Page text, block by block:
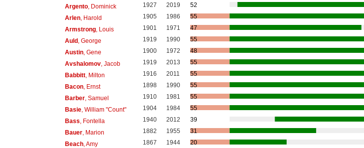
Argento, Dominick 1927 2019
52
Arlen, Harold 1905 1986
55
Armstrong, Louis 1901 1971
47
Auld, George 1919 1990
55
Austin, Gene 1900 1972
48
Avshalomov, Jacob 1919 2013
55
Babbitt, Milton 1916 2011
55
Bacon, Ernst 1898 1990
55
Barber, Samuel 1910 1981
55
Basie, William "Count" 1904 1984
55
Bass , Fontella 1940 2012
39
Bauer, Marion 1882 1955
31
Beach, Amy 1867 1944
20